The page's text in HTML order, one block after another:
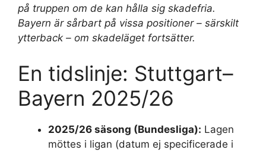
på truppen om de kan hålla sig skadefria.
Bayern är sårbart på vissa positioner – särskilt
ytterback – om skadeläget fortsätter.
En tidslinje: Stuttgart–
Bayern 2025/26
2025/26 säsong (Bundesliga): Lagen
möttes i ligan (datum ej specificerade i